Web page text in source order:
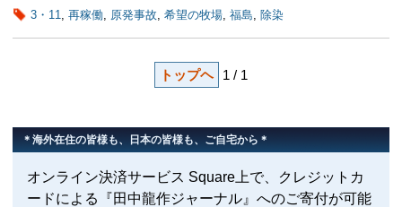
3・11, 再稼働, 原発事故, 希望の牧場, 福島, 除染
トップヘ 1 / 1
＊海外在住の皆様も、日本の皆様も、ご自宅から＊
オンライン決済サービス Square上で、クレジットカ
ードによる『田中龍作ジャーナル』へのご寄付が可能